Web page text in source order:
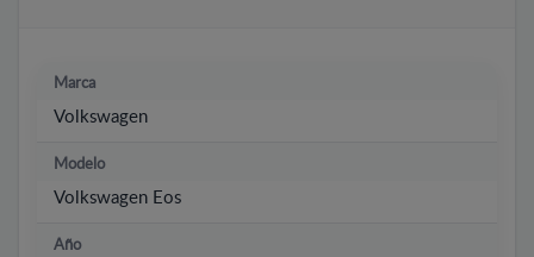
Marca
Volkswagen
Modelo
Volkswagen Eos
Año